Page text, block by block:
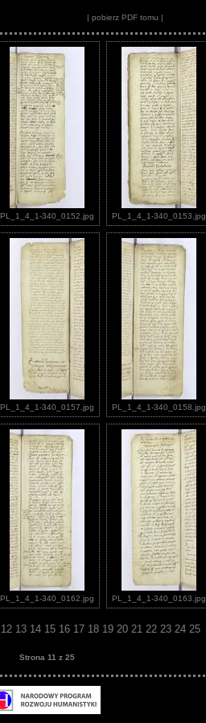
| pobierz PDF tomu |
PL_1_4_1-340_0152.jpg PL_1_4_1-340_0153.jpg
PL_1_4_1-340_0157.jpg PL_1_4_1-340_0158.jpg
PL_1_4_1-340_0162.jpg PL_1_4_1-340_0163.jpg
12 13 14 15 16 17 18 19 20 21 22 23 24 25
Strona 11 z 25